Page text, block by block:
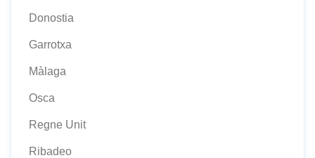
Donostia
Garrotxa
Màlaga
Osca
Regne Unit
Ribadeo